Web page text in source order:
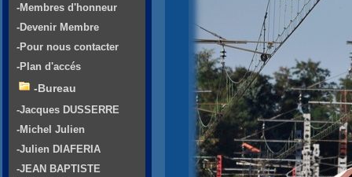
-Membres d'honneur
-Devenir Membre
-Pour nous contacter
-Plan d'accés
-Bureau
-Jacques DUSSERRE
-Michel Julien
-Julien DIAFERIA
-JEAN BAPTISTE